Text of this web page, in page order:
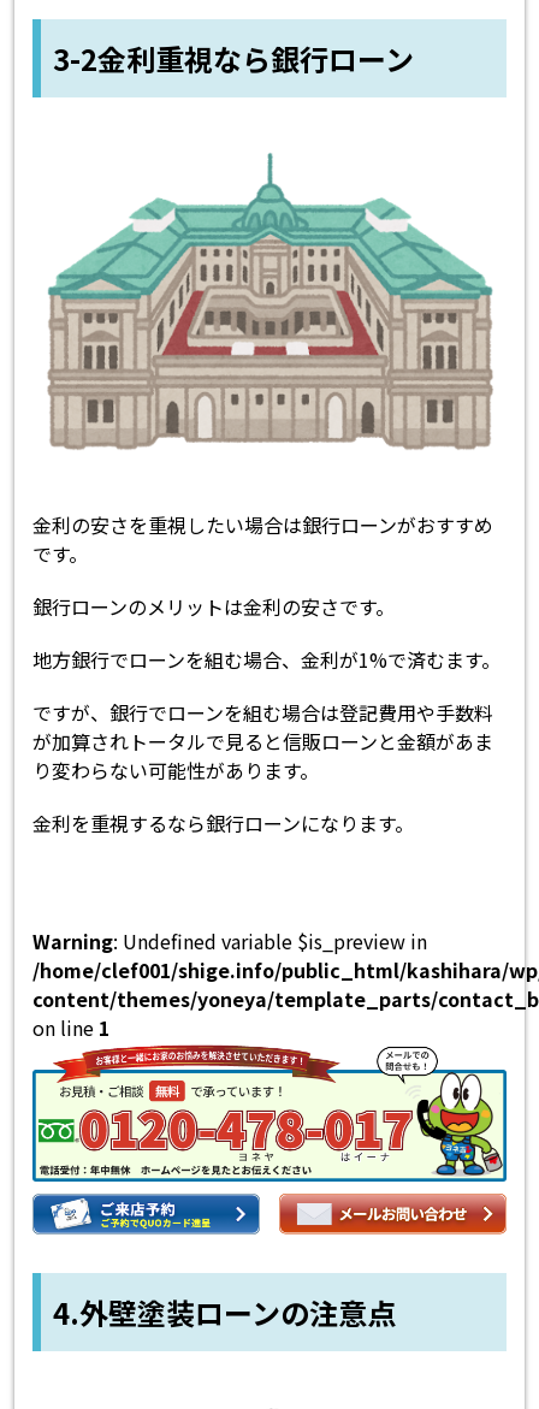
3-2金利重視なら銀行ローン
金利の安さを重視したい場合は銀行ローンがおすすめ
です。
銀行ローンのメリットは金利の安さです。
地方銀行でローンを組む場合、金利が1%で済むます。
ですが、銀行でローンを組む場合は登記費用や手数料
が加算されトータルで見ると信販ローンと金額があま
り変わらない可能性があります。
金利を重視するなら銀行ローンになります。
Warning: Undefined variable $is_preview in
/home/clef001/shige.info/public_html/kashihara/
content/themes/yoneya/template_parts/
on line 1
4.外壁塗装ローンの注意点